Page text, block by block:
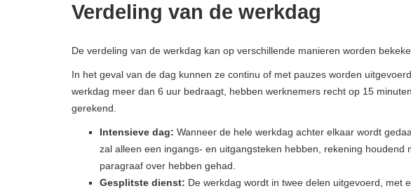
Verdeling van de werkdag
De verdeling van de werkdag kan op verschillende manieren worden
In het geval van de dag kunnen ze continu of met pauzes worden
werkdag meer dan 6 uur bedraagt, hebben werknemers recht op 15
gerekend.
Intensieve dag: Wanneer de hele werkdag achter elkaar wordt
zal alleen een ingangs- en uitgangsteken hebben, rekening houdend
paragraaf over hebben gehad.
Gesplitste dienst: De werkdag wordt in twee delen uitgevoerd, met